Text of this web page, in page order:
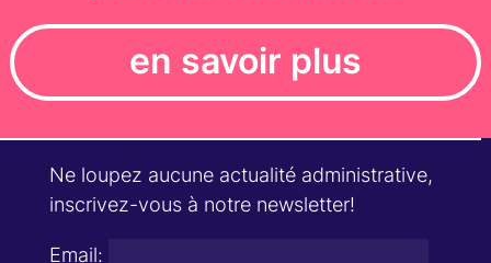
en savoir plus
Ne loupez aucune actualité administrative,
inscrivez-vous à notre newsletter!
Email: